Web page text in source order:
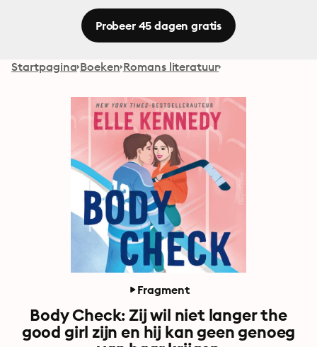
Probeer 45 dagen gratis
Startpagina Boeken Romans literatuur
Fragment
Body Check: Zij wil niet langer the
good girl zijn en hij kan geen genoeg